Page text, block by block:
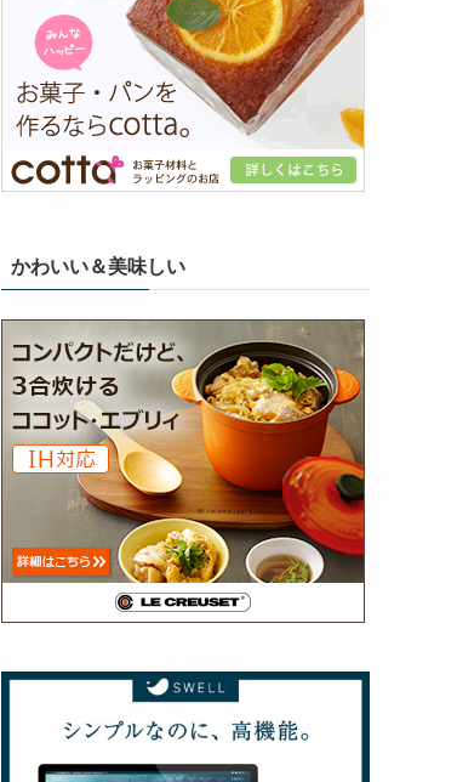
かわいい＆美味しい